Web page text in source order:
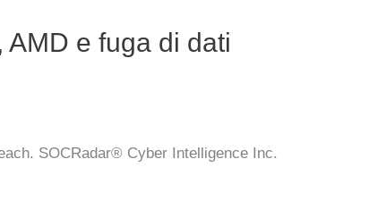
e fuga di dati
SOCRadar® Cyber Intelligence Inc.